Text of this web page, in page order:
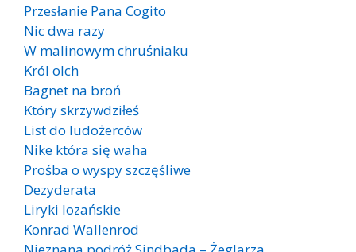
Przesłanie Pana Cogito
Nic dwa razy
W malinowym chruśniaku
Król olch
Bagnet na broń
Który skrzywdziłeś
List do ludożerców
Nike która się waha
Prośba o wyspy szczęśliwe
Dezyderata
Liryki lozańskie
Konrad Wallenrod